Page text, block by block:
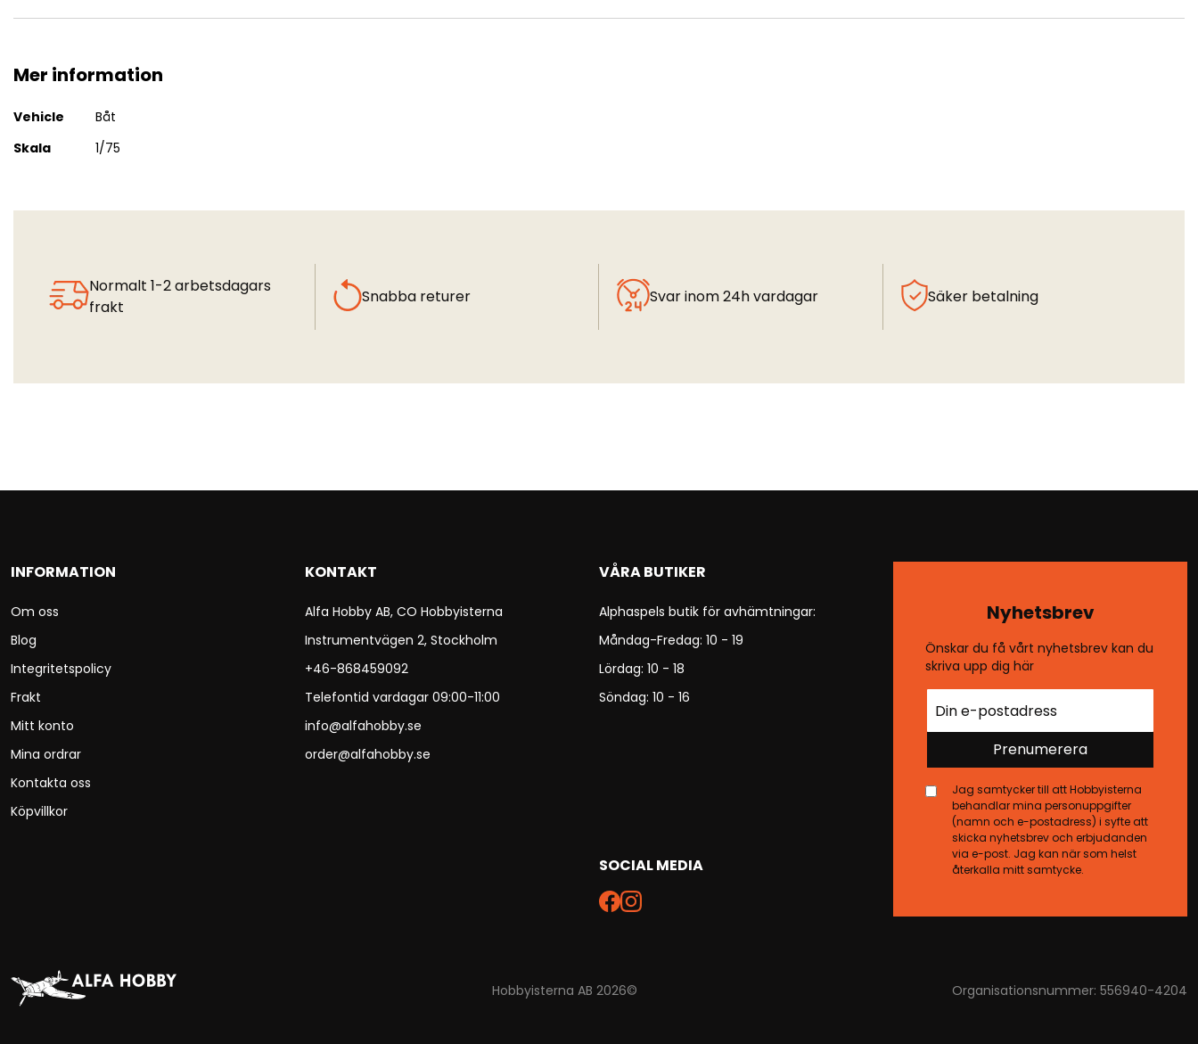
Mer information
Mer
Vehicle
Båt
Skala
1/75
Normalt 1-2 arbetsdagars
frakt
Snabba returer Svar inom 24h vardagar Säker betalning
INFORMATION
Om oss
Blog
Integritetspolicy
Frakt
Mitt konto
Mina ordrar
Kontakta oss
Köpvillkor
KONTAKT
Alfa Hobby AB, CO Hobbyisterna
Instrumentvägen 2, Stockholm
+46-868459092
Telefontid vardagar 09:00-11:00
info@alfahobby.se
order@alfahobby.se
VÅRA BUTIKER
Alphaspels butik för avhämtningar:
Måndag-Fredag: 10 - 19
Lördag: 10 - 18
Söndag: 10 - 16
SOCIAL MEDIA
Nyhetsbrev
Önskar du få vårt nyhetsbrev kan du
skriva upp dig här
Prenumerera
Jag samtycker till att Hobbyisterna
behandlar mina personuppgifter
(namn och e-postadress) i syfte att
skicka nyhetsbrev och erbjudanden
via e-post. Jag kan när som helst
återkalla mitt samtycke.
Hobbyisterna AB 2026© Organisationsnummer: 556940-4204